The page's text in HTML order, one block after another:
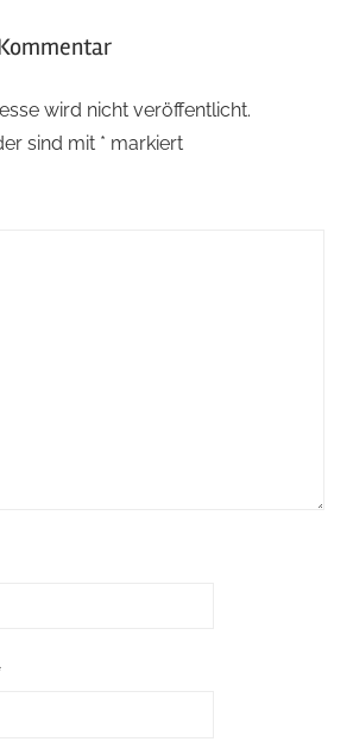
wird nicht veröffentlicht.
sind mit * markiert